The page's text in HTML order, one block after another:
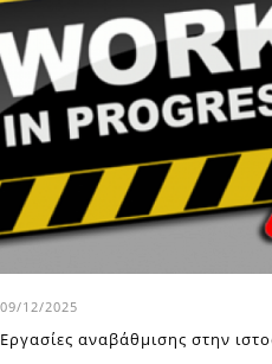
09/12/2025
Εργασίες αναβάθμισης στην